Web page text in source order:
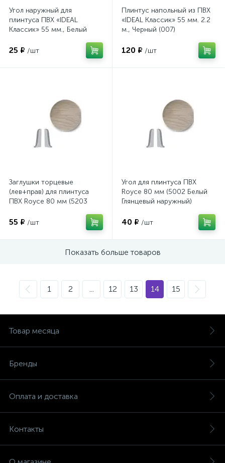
Угол наружный для
плинтуса ПВХ «IDEAL
Классик» 55 мм., Белый
25 ₽ /шт
Плинтус напольный из ПВХ
«IDEAL Классик» 55 мм. 2.2
м., Черный (007)
120 ₽ /шт
Заглушки торцевые
(лев+прав) для плинтуса
ПВХ Royce 80 мм (5203
55 ₽ /шт
Угол для плинтуса ПВХ
Royce 80 мм (5002 Белый
Глянцевый наружный)
40 ₽ /шт
Показать больше товаров
1 2 ... 12 13 14 15
Товар месяца
Бренды
Оплата и доставка
Контакты